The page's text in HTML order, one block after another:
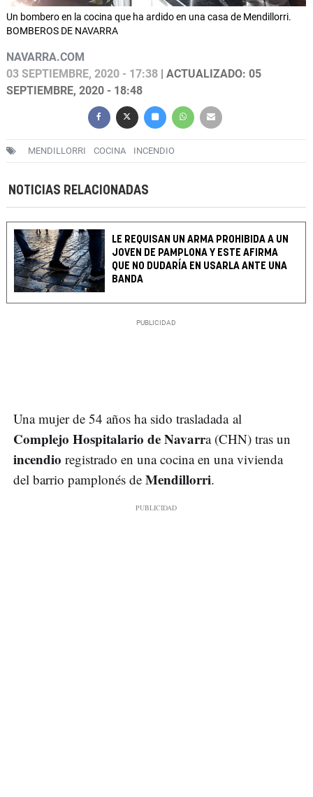
Un bombero en la cocina que ha ardido en una casa de Mendillorri.
BOMBEROS DE NAVARRA
NAVARRA.COM
03 SEPTIEMBRE, 2020 - 17:38 | ACTUALIZADO: 05
SEPTIEMBRE, 2020 - 18:48
MENDILLORRI COCINA INCENDIO
NOTICIAS RELACIONADAS
LE REQUISAN UN ARMA PROHIBIDA A UN
JOVEN DE PAMPLONA Y ESTE AFIRMA
QUE NO DUDARÍA EN USARLA ANTE UNA
BANDA
Una mujer de 54 años ha sido trasladada al
Complejo Hospitalario de Navarra (CHN) tras un
incendio registrado en una cocina en una vivienda
del barrio pamplonés de Mendillorri.